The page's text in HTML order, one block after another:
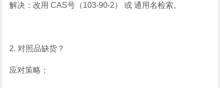
解决：改用 CAS号（103-90-2） 或 通用名检索。
2. 对照品缺货？
应对策略：